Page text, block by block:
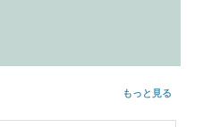
もっと見る